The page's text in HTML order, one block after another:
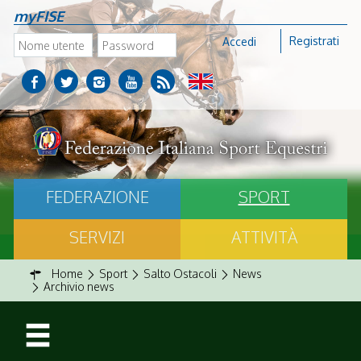
myFISE
Accedi Registrati
FEDERAZIONE
SPORT
SERVIZI
ATTIVITÀ
Home Sport Salto Ostacoli
News
Archivio news